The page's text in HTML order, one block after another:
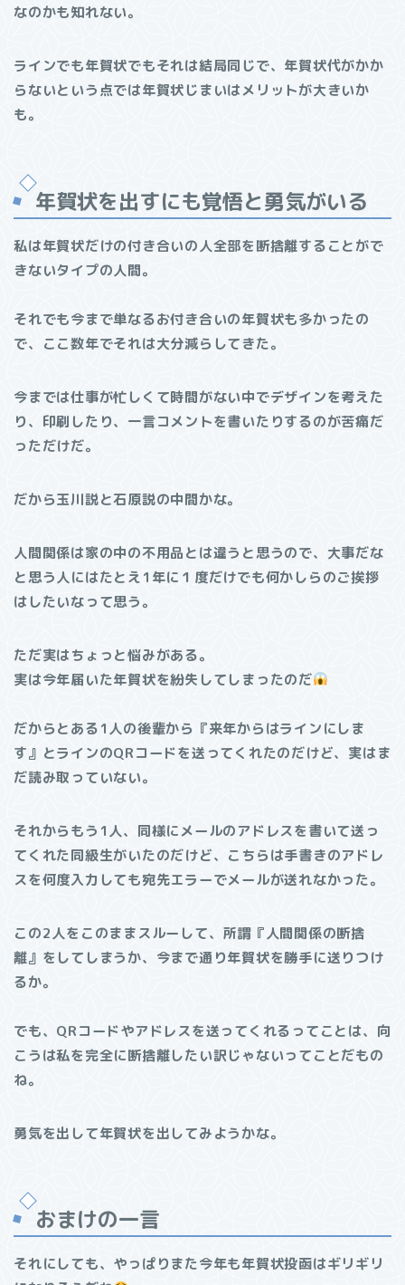
なのかも知れない。
ラインでも年賀状でもそれは結局同じで、年賀状代がかか
らないという点では年賀状じまいはメリットが大きいか
も。
年賀状を出すにも覚悟と勇気がいる
私は年賀状だけの付き合いの人全部を断捨離することがで
きないタイプの人間。
それでも今まで単なるお付き合いの年賀状も多かったの
で、ここ数年でそれは大分減らしてきた。
今までは仕事が忙しくて時間がない中でデザインを考えた
り、印刷したり、一言コメントを書いたりするのが苦痛だ
っただけだ。
だから玉川説と石原説の中間かな。
人間関係は家の中の不用品とは違うと思うので、大事だな
と思う人にはたとえ1年に１度だけでも何かしらのご挨拶
はしたいなって思う。
ただ実はちょっと悩みがある。
実は今年届いた年賀状を紛失してしまったのだ
だからとある1人の後輩から『来年からはラインにしま
す』とラインのQRコードを送ってくれたのだけど、実はま
だ読み取っていない。
それからもう1人、同様にメールのアドレスを書いて送っ
てくれた同級生がいたのだけど、こちらは手書きのアドレ
スを何度入力しても宛先エラーでメールが送れなかった。
この2人をこのままスルーして、所謂『人間関係の断捨
離』をしてしまうか、今まで通り年賀状を勝手に送りつけ
るか。
でも、QRコードやアドレスを送ってくれるってことは、向
こうは私を完全に断捨離したい訳じゃないってことだもの
ね。
勇気を出して年賀状を出してみようかな。
おまけの一言
それにしても、やっぱりまた今年も年賀状投函はギリギリ